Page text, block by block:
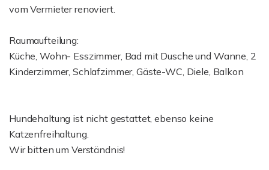
vom Vermieter renoviert.
Raumaufteilung:
Küche, Wohn- Esszimmer, Bad mit Dusche und Wanne, 2
Kinderzimmer, Schlafzimmer, Gäste-WC, Diele, Balkon
Hundehaltung ist nicht gestattet, ebenso keine
Katzenfreihaltung.
Wir bitten um Verständnis!